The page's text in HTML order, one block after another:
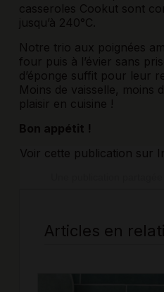
casseroles Cookut sont
jusqu’à 240°C.
Notre trio aux poignées
four puis à l’évier sans
d’éponge suffit pour leur
Moins de vaisselle, moins
plaisir en cuisine !
Bon appétit !
Voir cette publication sur
Articles en